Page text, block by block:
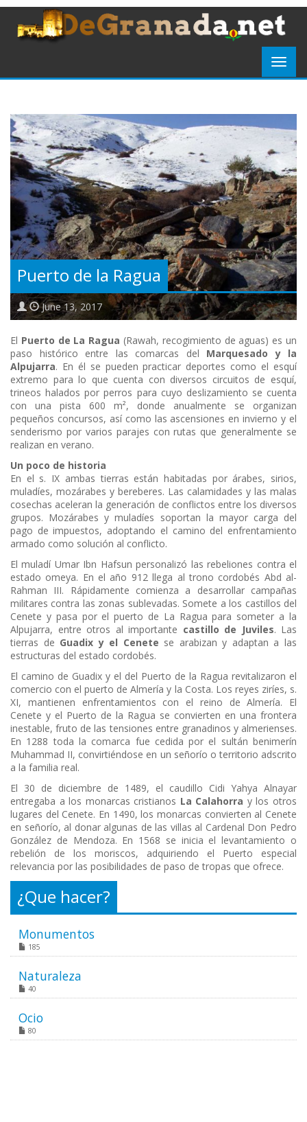
Puerto de la Ragua
June 13, 2017
El Puerto de La Ragua (Rawah, recogimiento de aguas) es un
paso histórico entre las comarcas del Marquesado y la
Alpujarra. En él se pueden practicar deportes como el esquí
extremo para lo que cuenta con diversos circuitos de esquí,
trineos halados por perros para cuyo deslizamiento se cuenta
con una pista 600 m², donde anualmente se organizan
pequeños concursos, así como las ascensiones en invierno y el
senderismo por varios parajes con rutas que generalmente se
realizan en verano.
Un poco de historia
En el s. IX ambas tierras están habitadas por árabes, sirios,
muladíes, mozárabes y bereberes. Las calamidades y las malas
cosechas aceleran la generación de conflictos entre los diversos
grupos. Mozárabes y muladíes soportan la mayor carga del
pago de impuestos, adoptando el camino del enfrentamiento
armado como solución al conflicto.
El muladí Umar Ibn Hafsun personalizó las rebeliones contra el
estado omeya. En el año 912 llega al trono cordobés Abd al-
Rahman III. Rápidamente comienza a desarrollar campañas
militares contra las zonas sublevadas. Somete a los castillos del
Cenete y pasa por el puerto de La Ragua para someter a la
Alpujarra, entre otros al importante castillo de Juviles. Las
tierras de Guadix y el Cenete se arabizan y adaptan a las
estructuras del estado cordobés.
El camino de Guadix y el del Puerto de la Ragua revitalizaron el
comercio con el puerto de Almería y la Costa. Los reyes ziríes, s.
XI, mantienen enfrentamientos con el reino de Almería. El
Cenete y el Puerto de la Ragua se convierten en una frontera
inestable, fruto de las tensiones entre granadinos y almerienses.
En 1288 toda la comarca fue cedida por el sultán benimerín
Muhammad II, convirtiéndose en un señorío o territorio adscrito
a la familia real.
El 30 de diciembre de 1489, el caudillo Cidi Yahya Alnayar
entregaba a los monarcas cristianos La Calahorra y los otros
lugares del Cenete. En 1490, los monarcas convierten al Cenete
en señorío, al donar algunas de las villas al Cardenal Don Pedro
González de Mendoza. En 1568 se inicia el levantamiento o
rebelión de los moriscos, adquiriendo el Puerto especial
relevancia por las posibilidades de paso de tropas que ofrece.
¿Que hacer?
Monumentos
185
Naturaleza
40
Ocio
80